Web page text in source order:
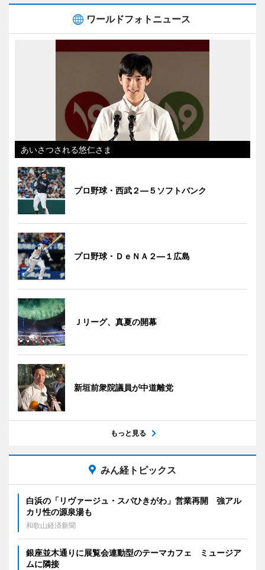
ワールドフォトニュース
あいさつされる悠仁さま
プロ野球・西武２―５ソフトバンク
プロ野球・ＤｅＮＡ２―１広島
Ｊリーグ、真夏の開幕
新垣前衆院議員が中道離党
もっと見る
みん経トピックス
白浜の「リヴァージュ・スパひきがわ」営業再開 強アル
カリ性の源泉湯も
和歌山経済新聞
銀座並木通りに展覧会連動型のテーマカフェ ミュージア
ムに隣接